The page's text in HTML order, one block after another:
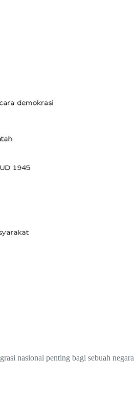
nasional penting bagi sebuah negara